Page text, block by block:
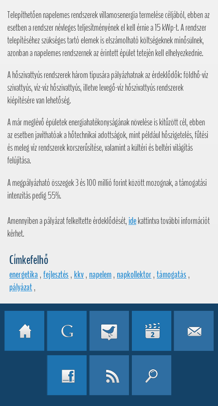
Telepíthetően napelemes rendszerek villamosenergia termelése céljából, ebben az
esetben a rendszer névleges teljesítményének el kell érnie a 15 kWp-t. A rendszer
telepítéséhez szükséges tartó elemek is elszámolható költségeknek minősülnek,
azonban a napelemes rendszernek az érintett épület tetején kell elhelyezkednie.
A hőszivattyús rendszerek három típusára pályázhatnak az érdeklődők: földhő-víz
szivattyús, víz-víz hőszivattyús, illetve levegő-víz hőszivattyús rendszerek
kiépítésére van lehetőség.
A már meglévő épületek energiahatékonyságának növelése is kitűzött cél, ebben
az esetben javíthatóak a hőtechnikai adottságok, mint például hőszigetelés, fűtési
és meleg víz rendszerek korszerűsítése, valamint a kültéri és beltéri világítás
felújítása.
A megpályázható összegek 3 és 100 millió forint között mozognak, a támogatási
intenzitás pedig 55%.
Amennyiben a pályázat felkeltette érdeklődését,idekattintva további információt
kérhet.
Címkefelhő
energetika,fejlesztés, kkv, napelem, napkollektor,támogatás,
pályázat,